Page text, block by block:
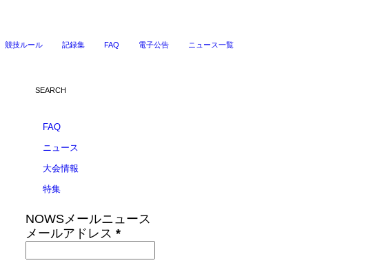
競技ルール 記録集 FAQ 電子公告 ニュース一覧
FAQ
ニュース
大会情報
特集
NOWSメールニュース
メールアドレス *